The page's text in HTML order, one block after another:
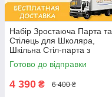
Набір Зростаюча Парта та
Стілець для Школяра,
Шкільна Стіл-парта з
Регулюванням Висоти
FunDesk Cantare Green
Готово до відправки
4 390 ₴ 6 400 ₴